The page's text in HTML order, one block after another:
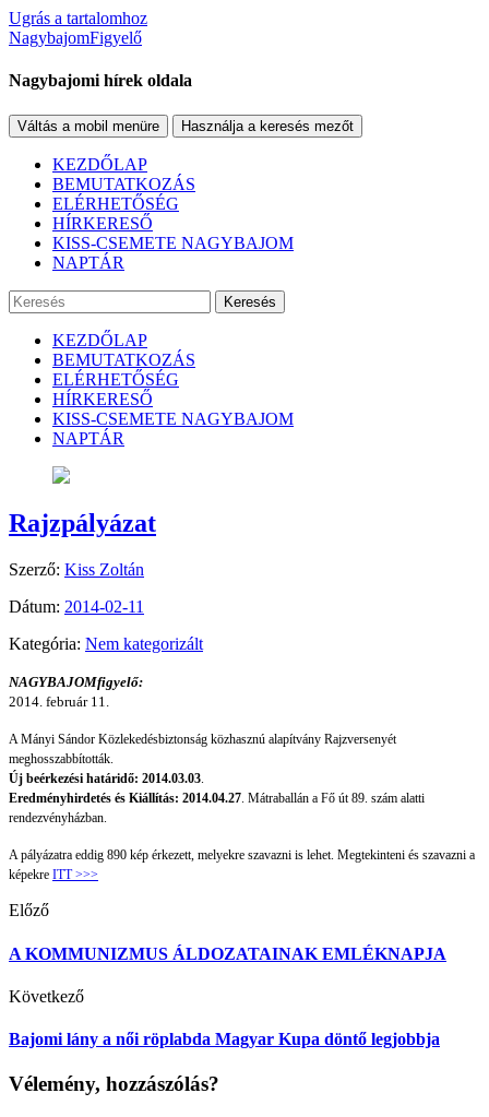
Ugrás a tartalomhoz
NagybajomFigyelő
Nagybajomi hírek oldala
Váltás a mobil menüre Használja a keresés mezőt
KEZDŐLAP
BEMUTATKOZÁS
ELÉRHETŐSÉG
HÍRKERESŐ
KISS-CSEMETE NAGYBAJOM
NAPTÁR
Keresés
KEZDŐLAP
BEMUTATKOZÁS
ELÉRHETŐSÉG
HÍRKERESŐ
KISS-CSEMETE NAGYBAJOM
NAPTÁR
Rajzpályázat
Szerző: Kiss Zoltán
Dátum: 2014-02-11
Kategória: Nem kategorizált
NAGYBAJOMfigyelő:
2014. február 11.
A Mányi Sándor Közlekedésbiztonság közhasznú alapítvány Rajzversenyét
meghosszabbították.
Új beérkezési határidő: 2014.03.03.
Eredményhirdetés és Kiállítás: 2014.04.27. Mátraballán a Fő út 89. szám alatti
rendezvényházban.
A pályázatra eddig 890 kép érkezett, melyekre szavazni is lehet. Megtekinteni és szavazni a
képekre ITT >>>
Előző
A KOMMUNIZMUS ÁLDOZATAINAK EMLÉKNAPJA
Következő
Bajomi lány a női röplabda Magyar Kupa döntő legjobbja
Vélemény, hozzászólás?